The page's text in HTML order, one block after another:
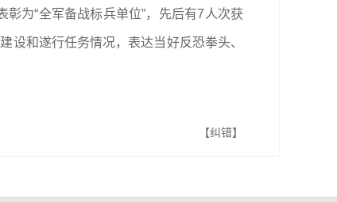
为“全军备战标兵单位”，先后有7人次获
设和遂行任务情况，表达当好反恐拳头、
【纠错】